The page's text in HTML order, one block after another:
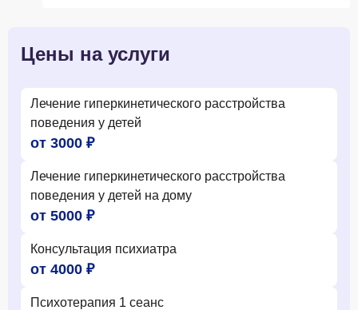
Цены на услуги
Лечение гиперкинетического расстройства
поведения у детей
от 3000 ₽
Лечение гиперкинетического расстройства
поведения у детей на дому
от 5000 ₽
Консультация психиатра
от 4000 ₽
Психотерапия 1 сеанс